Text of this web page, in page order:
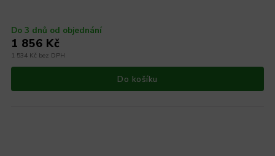
Do 3 dnů od objednání
1 534 Kč bez DPH
1 856 Kč
Do košíku